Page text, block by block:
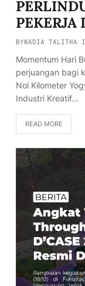
PEKERJA
BYNADIA TALITHA
Momentum Hari
perjuangan bagi
Nol Kilometer
Industri Kreatif…
READ MORE